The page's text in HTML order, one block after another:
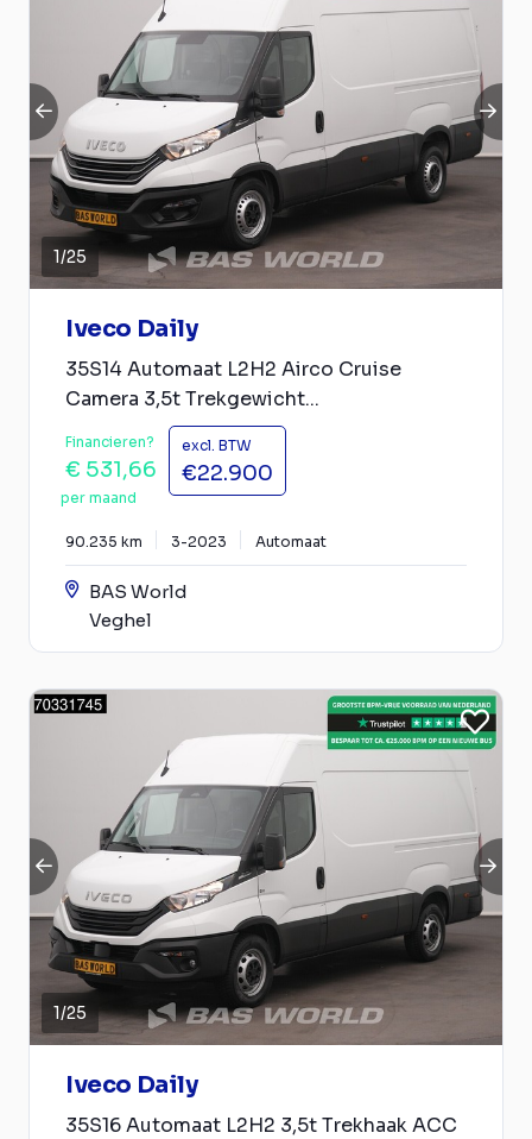
1/25
Iveco Daily
35S14 Automaat L2H2 Airco Cruise
Camera 3,5t Trekgewicht...
Financieren?
€ 531,66
per maand
excl. BTW
€22.900
90.235 km 3-2023 Automaat
BAS World
Veghel
1/25
Iveco Daily
35S16 Automaat L2H2 3,5t Trekhaak ACC